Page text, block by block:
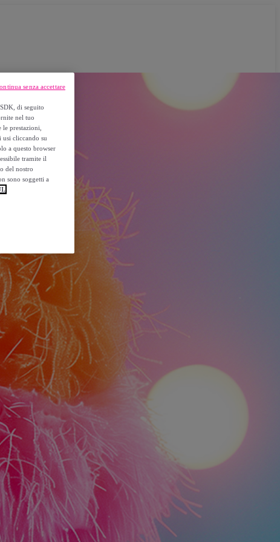
di seguito
nel tuo
prestazioni,
cliccando su
a questo browser
tramite il
del nostro
sono soggetti a
senza accettare